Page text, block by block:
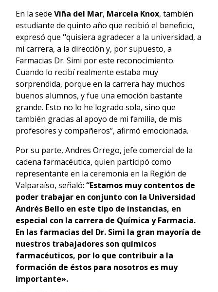
En la sede Viña del Mar, Marcela Knox, también
estudiante de quinto año que recibió el beneficio,
expresó que “quisiera agradecer a la universidad, a
mi carrera, a la dirección y, por supuesto, a
Farmacias Dr. Simi por este reconocimiento.
Cuando lo recibí realmente estaba muy
sorprendida, porque en la carrera hay muchos
buenos alumnos, y fue una emoción bastante
grande. Esto no lo he logrado sola, sino que
también gracias al apoyo de mi familia, de mis
profesores y compañeros”, afirmó emocionada.
Por su parte, Andres Orrego, jefe comercial de la
cadena farmacéutica, quien participó como
representante en la ceremonia en la Región de
Valparaíso, señaló: “Estamos muy contentos de
poder trabajar en conjunto con la Universidad
Andrés Bello en este tipo de instancias, en
especial con la carrera de Química y Farmacia.
En las farmacias del Dr. Simi la gran mayoría de
nuestros trabajadores son químicos
farmacéuticos, por lo que contribuir a la
formación de éstos para nosotros es muy
importante».